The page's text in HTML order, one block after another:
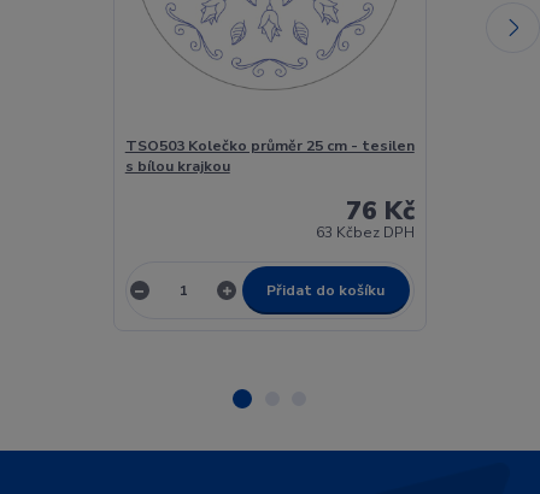
TSO503 Kolečko průměr 25 cm - tesilen
s bílou krajkou
76 Kč
63 Kčbez DPH
Přidat do košíku